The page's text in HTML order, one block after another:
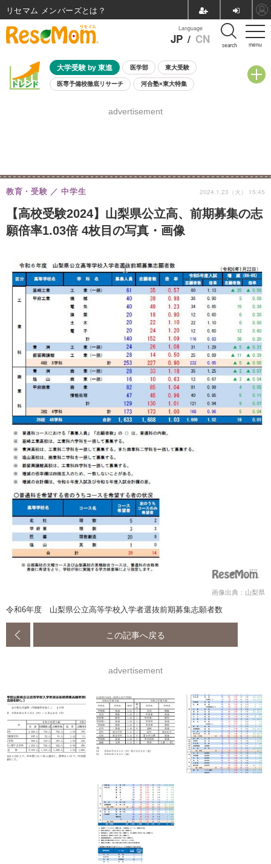
menu
Language
JP / CN search
大学受験 by 東進 医学部 東大受験
医専予備校徹底リサーチ 河合塾×東大特集
8月開催学校説明会・相談会
advertisement
【高校受験2024】山梨県公立高、前期募集の志
願倍率1.03倍 4枚目の写真・画像
教育・受験 中学生 2024.1.23（火） 15:45
画像出典：山梨県
令和6年度 山梨県公立高等学校入学者選抜前期募集志願者数
この記事へ戻る
advertisement
リセマム メンバーズ